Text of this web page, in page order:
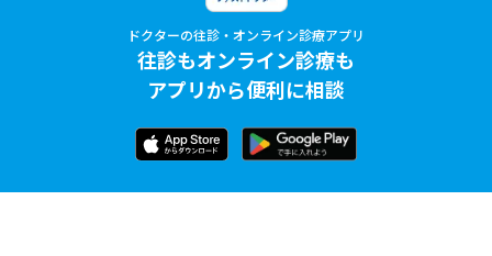
ドクターの往診・オンライン診療アプリ
往診もオンライン診療も
アプリから便利に相談